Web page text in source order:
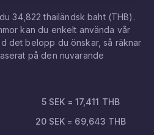
34,822 thailändsk baht(THB).
kan du enkelt använda vår
det belopp du önskar, så räknar
på den nuvarande
5 SEK = 17,411 THB
20 SEK = 69,643 THB